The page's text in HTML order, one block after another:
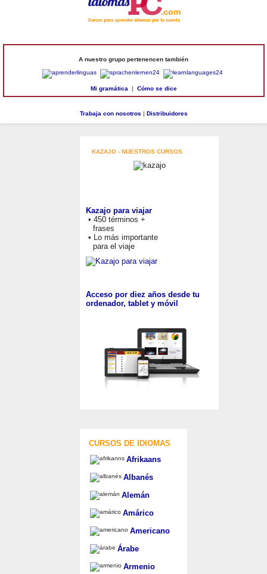
A nuestro grupo pertenencen también
Mi gramática | Cómo se dice
Trabaja con nosotros | Distribuidores
KAZAJO - NUESTROS CURSOS
Kazajo para viajar
• 450 términos +
frases
• Lo más importante
para el viaje
Acceso por diez años desde tu
ordenador, tablet y móvil
CURSOS DE IDIOMAS
Afrikaans
Albanés
Alemán
Amárico
Americano
Árabe
Armenio